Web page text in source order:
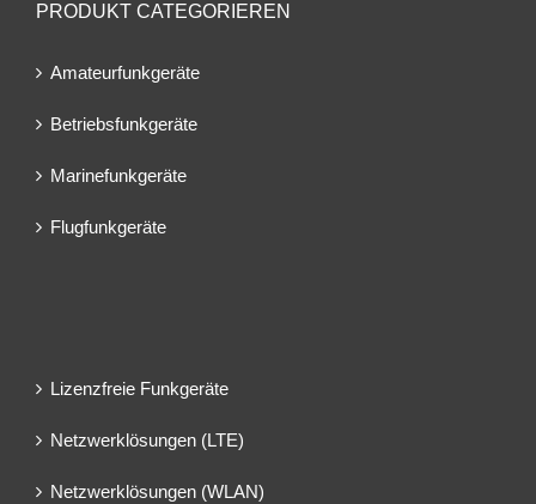
PRODUKT CATEGORIEREN
Amateurfunkgeräte
Betriebsfunkgeräte
Marinefunkgeräte
Flugfunkgeräte
Lizenzfreie Funkgeräte
Netzwerklösungen (LTE)
Netzwerklösungen (WLAN)